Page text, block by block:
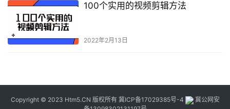
100个实用的视频剪辑方法
2022年2月13日
Copyright © 2023 Htm5.CN 版权所有 冀ICP备17029385号-4
冀公网安